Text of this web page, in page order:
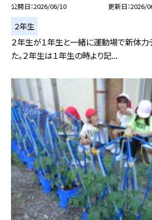
公開日 2026/06/10 更新日 2026/
２年生
２年生が１年生と一緒に運動場で新体力
た。２年生は１年生の時より記...